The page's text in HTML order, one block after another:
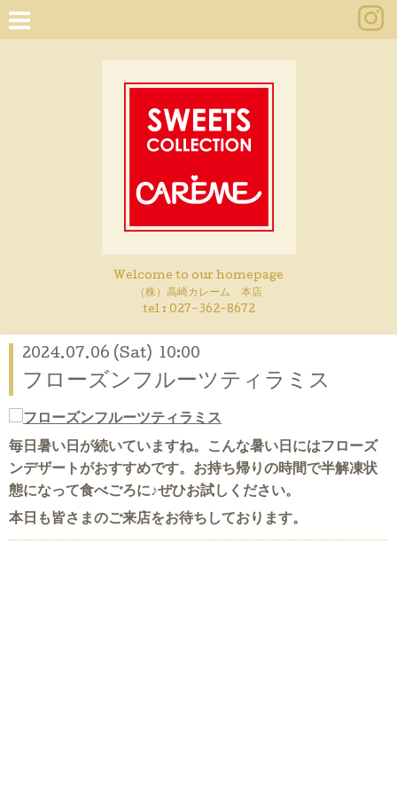
Welcome to our homepage
（株）高崎カレーム 本店
tel : 027-362-8672
2024.07.06 (Sat) 10:00
フローズンフルーツティラミス
毎日暑い日が続いていますね。こんな暑い日にはフローズ
ンデザートがおすすめです。お持ち帰りの時間で半解凍状
態になって食べごろに♪ぜひお試しください。
本日も皆さまのご来店をお待ちしております。